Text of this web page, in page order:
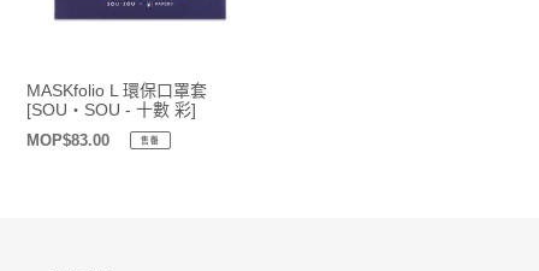
MASKfolio L 環保口罩套
[SOU・SOU - 十數 彩]
定
MOP$83.00 售罄